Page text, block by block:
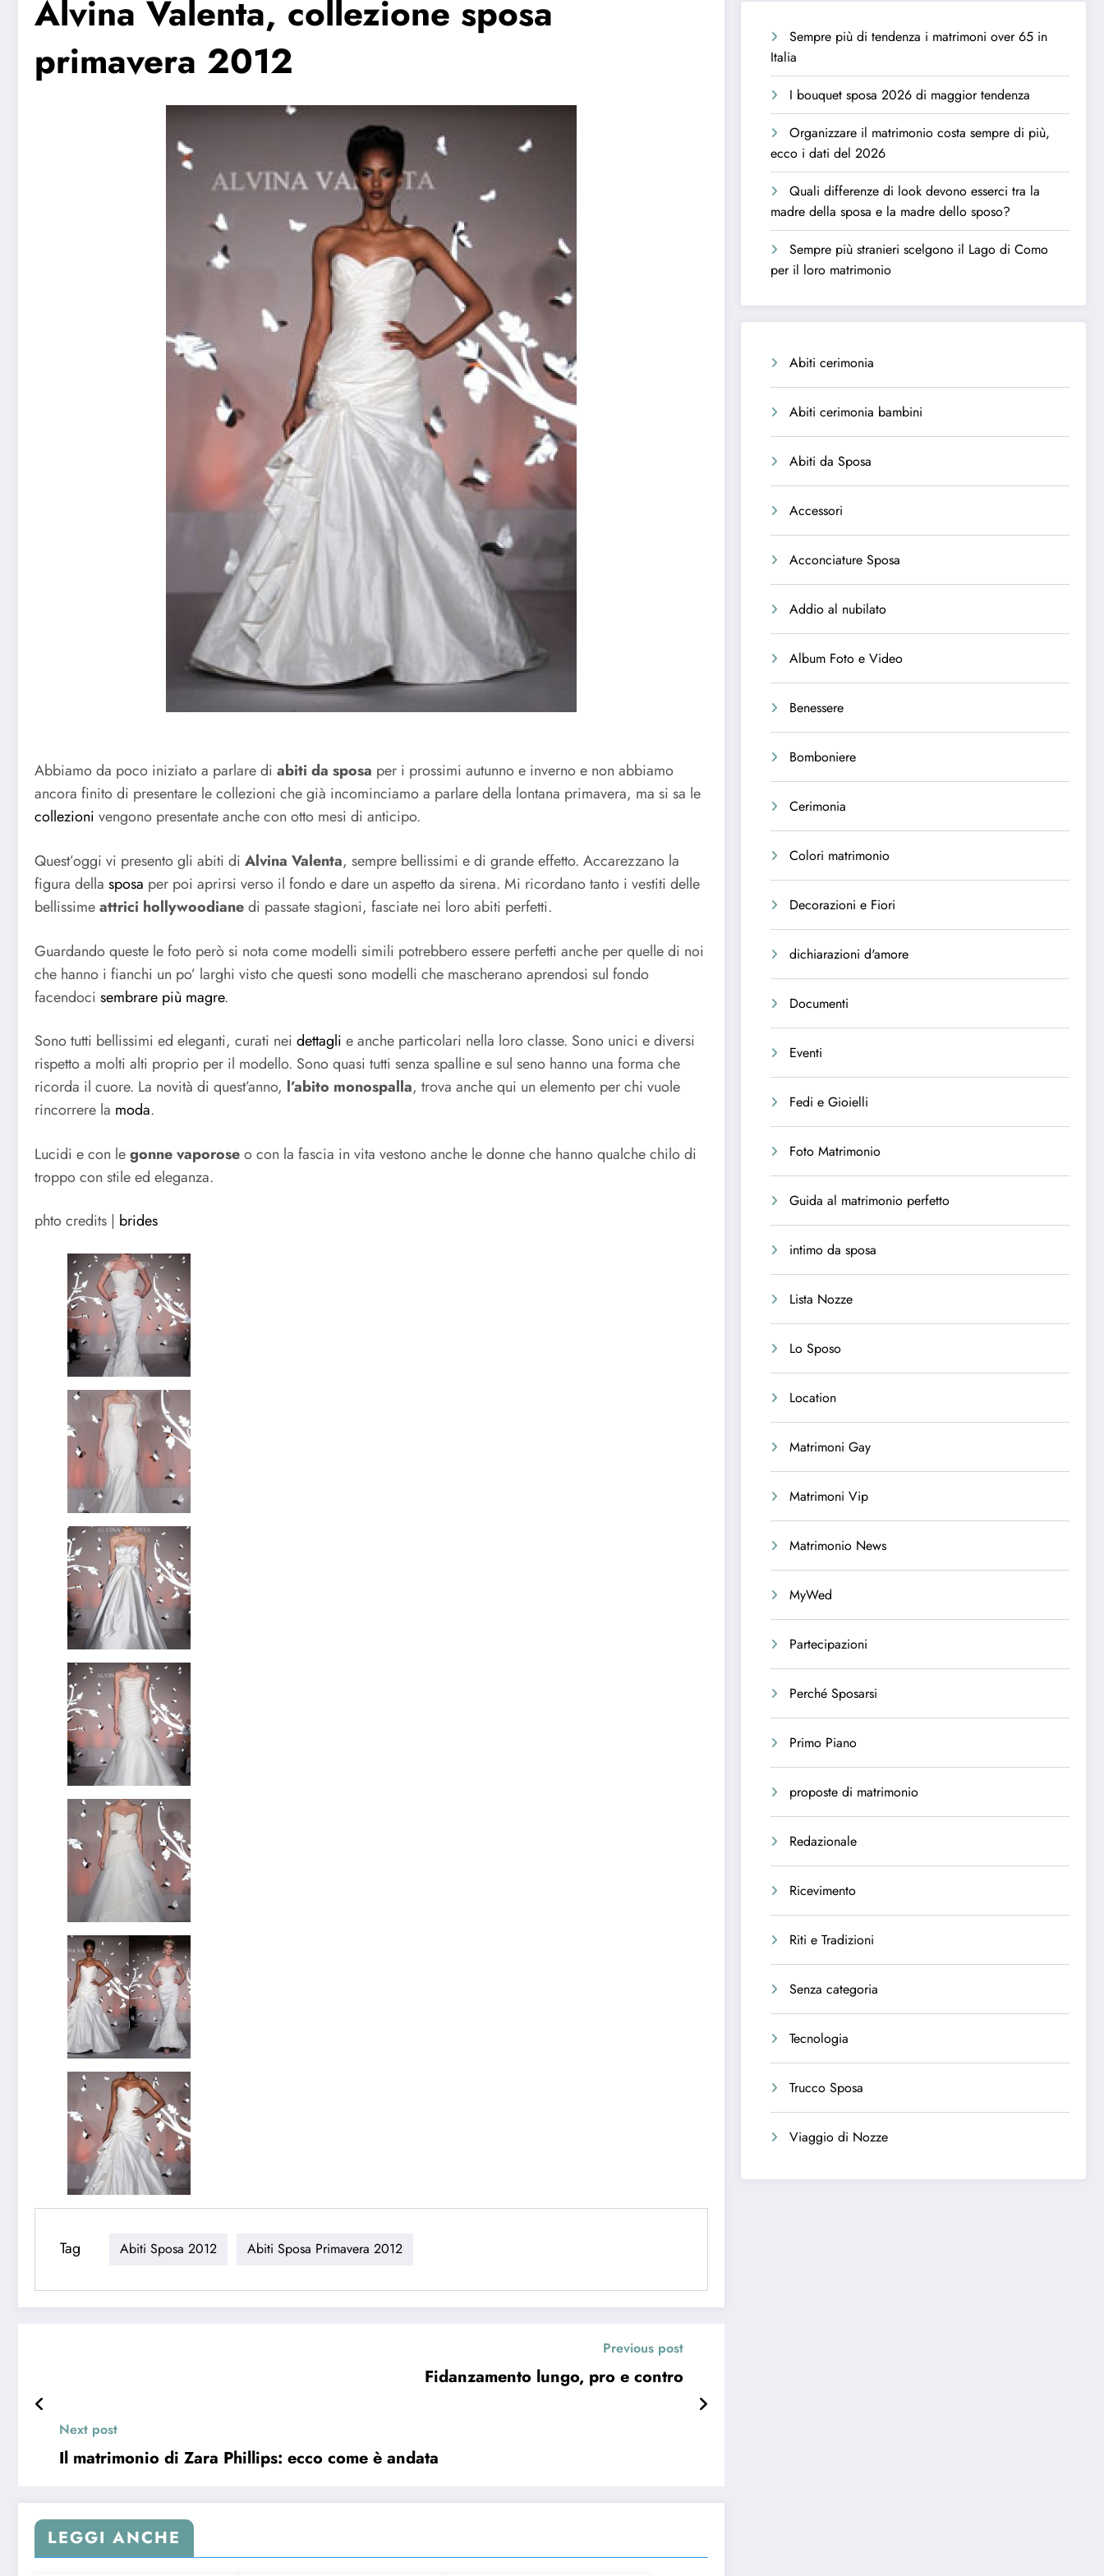
Alvina Valenta, collezione sposa
primavera 2012
Abbiamo da poco iniziato a parlare di abiti da sposa per i prossimi autunno e inverno e non abbiamo
ancora finito di presentare le collezioni che già incominciamo a parlare della lontana primavera, ma si sa le
collezioni vengono presentate anche con otto mesi di anticipo.
Quest’oggi vi presento gli abiti di Alvina Valenta, sempre bellissimi e di grande effetto. Accarezzano la
figura della sposa per poi aprirsi verso il fondo e dare un aspetto da sirena. Mi ricordano tanto i vestiti delle
bellissimeattrici hollywoodianedi passate stagioni, fasciate nei loro abiti perfetti.
Guardando queste le foto però si nota come modelli simili potrebbero essere perfetti anche per quelle di noi
che hanno i fianchi un po’ larghi visto che questi sono modelli che mascherano aprendosi sul fondo
facendoci sembrare più magre.
Sono tutti bellissimi ed eleganti, curati nei dettagli e anche particolari nella loro classe. Sono unici e diversi
rispetto a molti alti proprio per il modello. Sono quasi tutti senza spalline e sul seno hanno una forma che
ricorda il cuore. La novità di quest’anno, l’abito monospalla, trova anche qui un elemento per chi vuole
rincorrere la moda.
Lucidi e con legonne vaporoseo con la fascia in vita vestono anche le donne che hanno qualche chilo di
troppo con stile ed eleganza.
phto credits | brides
Tag Abiti Sposa 2012 Abiti Sposa Primavera 2012
Previous post
Fidanzamento lungo, pro e contro
Next post
Il matrimonio di Zara Phillips: ecco come è andata
LEGGI ANCHE
Sempre più di tendenza i matrimoni over 65 in
Italia
I bouquet sposa 2026 di maggior tendenza
Organizzare il matrimonio costa sempre di più,
ecco i dati del 2026
Quali differenze di look devono esserci tra la
madre della sposa e la madre dello sposo?
Sempre più stranieri scelgono il Lago di Como
per il loro matrimonio
Abiti cerimonia
Abiti cerimonia bambini
Abiti da Sposa
Accessori
Acconciature Sposa
Addio al nubilato
Album Foto e Video
Benessere
Bomboniere
Cerimonia
Colori matrimonio
Decorazioni e Fiori
dichiarazioni d'amore
Documenti
Eventi
Fedi e Gioielli
Foto Matrimonio
Guida al matrimonio perfetto
intimo da sposa
Lista Nozze
Lo Sposo
Location
Matrimoni Gay
Matrimoni Vip
Matrimonio News
MyWed
Partecipazioni
Perché Sposarsi
Primo Piano
proposte di matrimonio
Redazionale
Ricevimento
Riti e Tradizioni
Senza categoria
Tecnologia
Trucco Sposa
Viaggio di Nozze